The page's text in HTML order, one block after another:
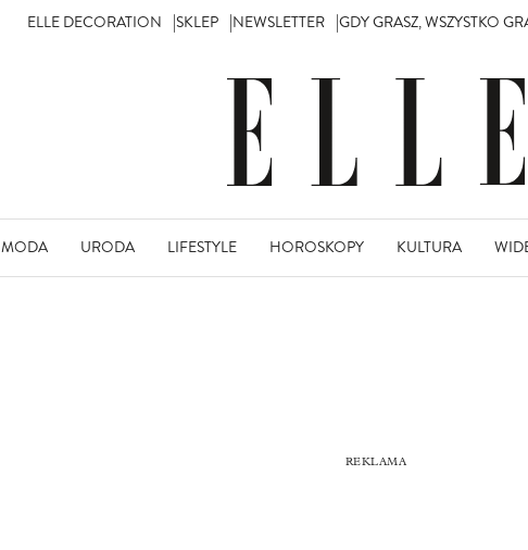
ELLE DECORATION SKLEP NEWSLETTER GDY GRASZ, WSZYSTKO
MODA URODA LIFESTYLE HOROSKOPY KULTURA